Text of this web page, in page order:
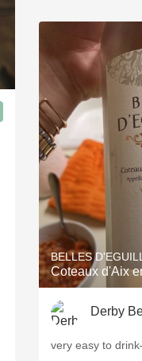
BELLES
Coteaux d'Aix
Derby
very easy to